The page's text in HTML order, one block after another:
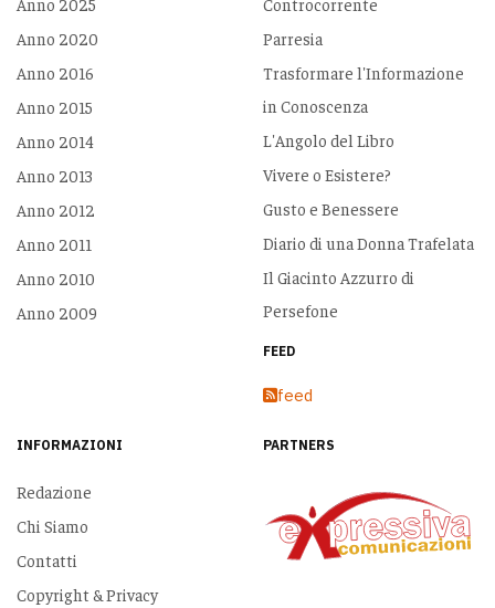
Anno 2020
Anno 2016
Anno 2015
Anno 2014
Anno 2013
Anno 2012
Anno 2011
Anno 2010
Anno 2009
Parresia
Trasformare l'Informazione
in Conoscenza
L'Angolo del Libro
Vivere o Esistere?
Gusto e Benessere
Diario di una Donna Trafelata
Il Giacinto Azzurro di
Persefone
FEED
feed
INFORMAZIONI
Redazione
Chi Siamo
Contatti
Copyright & Privacy
PARTNERS